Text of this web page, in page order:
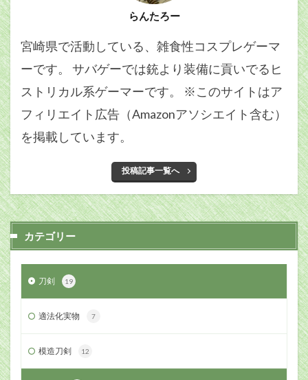
らんたろー
宮崎県で活動している、雑食性コスプレゲーマ
ーです。 サバゲーでは銃より装備に貢いでるヒ
ストリカル系ゲーマーです。 ※このサイトはア
フィリエイト広告（Amazonアソシエイト含む）
を掲載しています。
投稿記事一覧へ
カテゴリー
刀剣 19
適法化実物 7
模造刀剣 12